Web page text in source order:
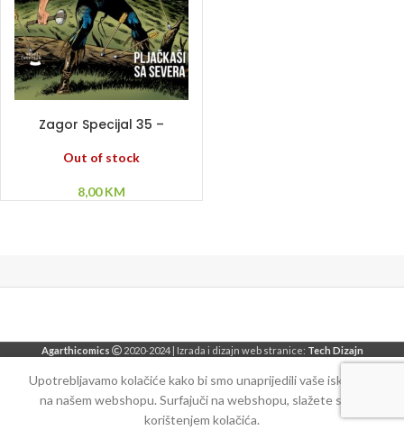
Zagor Specijal 35 –
Pljačkaši sa sjevera
Out of stock
8,00KM
Agarthicomics 2020-2024 | Izrada i dizajn web stranice: Tech Dizajn
Upotrebljavamo kolačiće kako bi smo unaprijedili vaše iskustvo
na našem webshopu. Surfajuči na webshopu, slažete se sa
korištenjem kolačića.